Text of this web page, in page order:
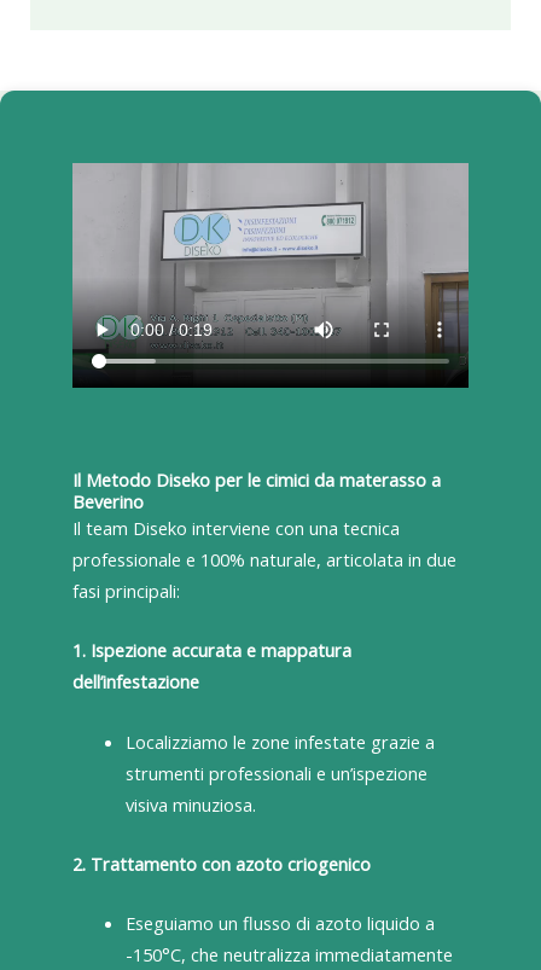
Il Metodo Diseko per le cimici da materasso a
Beverino
Il team Diseko interviene con una tecnica
professionale e 100% naturale, articolata in due
fasi principali:
1. Ispezione accurata e mappatura
dell’infestazione
Localizziamo le zone infestate grazie a
strumenti professionali e un’ispezione
visiva minuziosa.
2. Trattamento con azoto criogenico
Eseguiamo un flusso di azoto liquido a
-150°C, che neutralizza immediatamente